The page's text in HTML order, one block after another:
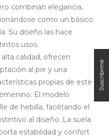
combinan elegancia,
como un básico
Su diseño las hace
usos.
calidad, ofrecen
al pie y una
propias de este
El modelo
de hebilla, facilitando el
al diseño. La suela
estabilidad y confort